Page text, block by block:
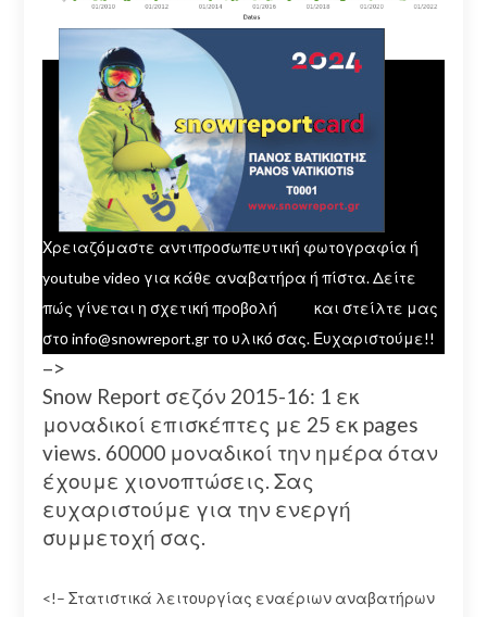
Χρειαζόμαστε αντιπροσωπευτική φωτογραφία ή
youtube video για κάθε αναβατήρα ή πίστα. Δείτε
πώς γίνεται η σχετική προβολή
και στείλτε μας
στο info@snowreport.gr το υλικό σας. Ευχαριστούμε!!
–>
Snow Report σεζόν 2015-16: 1 εκ
μοναδικοί επισκέπτες με 25 εκ pages
views. 60000 μοναδικοί την ημέρα όταν
έχουμε χιονοπτώσεις. Σας
ευχαριστούμε για την ενεργή
συμμετοχή σας.
<!– Στατιστικά λειτουργίας εναέριων αναβατήρων